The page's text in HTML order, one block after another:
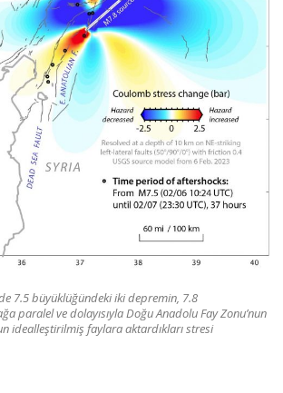
7.5 büyüklüğündeki iki depremin, 7.8
paralel ve dolayısıyla Doğu Anadolu Fay Zonu’nun
idealleştirilmiş faylara aktardıkları stresi